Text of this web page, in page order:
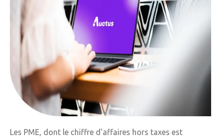
Les PME, dont le chiffre d’affaires hors taxes est